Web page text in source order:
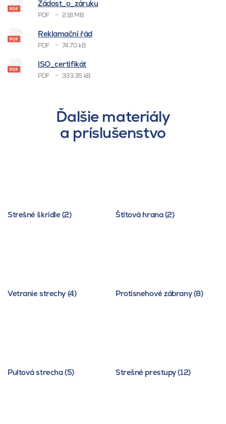
Žádost_o_záruku
PDF 2.18 MB
Reklamační řád
PDF 74.70 kB
ISO_certifikát
PDF 333.35 kB
Ďalšie materiály
a príslušenstvo
Strešné škridle (2) Štítová hrana (2)
Vetranie strechy (4) Protisnehové zábrany (8)
Pultová strecha (5) Strešné prestupy (12)